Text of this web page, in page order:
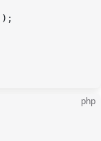
);
php